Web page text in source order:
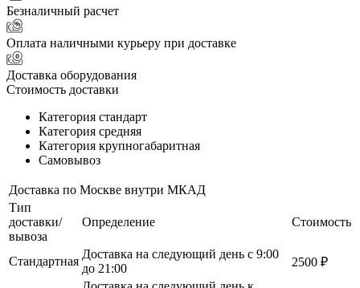
Безналичный расчет
Оплата наличными курьеру при доставке
Доставка оборудования
Стоимость доставки
Категория стандарт
Категория средняя
Категория крупногабаритная
Самовывоз
Доставка по Москве внутри МКАД
Тип
доставки/
вывоза
Определение Стоимость
Стандартная
Доставка на следующий день с 9:00
до 21:00
2500 ₽